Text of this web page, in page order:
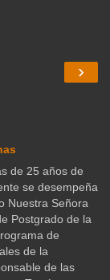
›
de 25 años de
se desempeña
Nuestra Señora
Postgrado de la
de
de la
de las